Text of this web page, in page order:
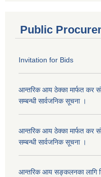
Public
Invitation for Bids
आन्तरिक आय ठेक्का मार्फत कर
सम्बन्धी सार्वजनिक सूचना ।
आन्तरिक आय ठेक्का मार्फत कर
सम्बन्धी सार्वजनिक सूचना ।
आन्तरिक आय सङ्कलनका लागि